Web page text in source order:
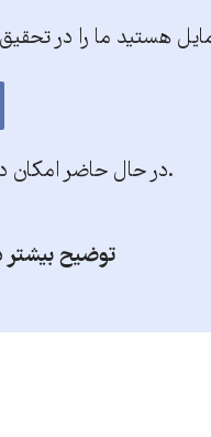
مایل هستید ما را در
.در حال حاضر امکان
توضیح بیشتر